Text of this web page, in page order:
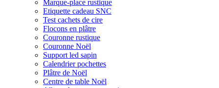
Marque-place rustique
Etiquette cadeau SNC
Test cachets de cire
Flocons en plâtre
Couronne rustique
Couronne Noël
Support led sapin
Calendrier pochettes
Plâtre de Noël
Centre de table Noël